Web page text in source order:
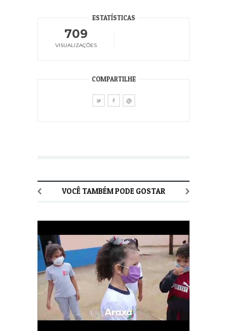
ESTATÍSTICAS
709
VISUALIZAÇÕES
COMPARTILHE
VOCÊ TAMBÉM PODE GOSTAR